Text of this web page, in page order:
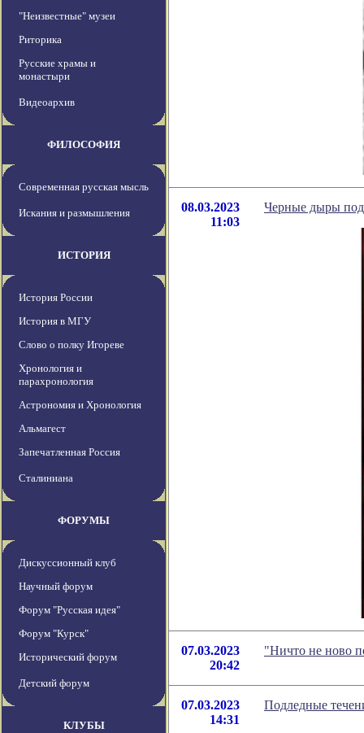
"Неизвестные" музеи
Риторика
Русские храмы и
монастыри
Видеоархив
ФИЛОСОФИЯ
Современная русская мысль
Искания и размышления
ИСТОРИЯ
История России
История в МГУ
Слово о полку Игореве
Хронология и
парахронология
Астрономия и Хронология
Альмагест
Запечатленная Россия
Сталиниана
ФОРУМЫ
Дискуссионный клуб
Научный форум
Форум "Русская идея"
Форум "Курск"
Исторический форум
Детский форум
КЛУБЫ
08.03.2023
11:03
Черные дыры
07.03.2023
20:42
"Ничто не ново
07.03.2023
14:31
Подледные